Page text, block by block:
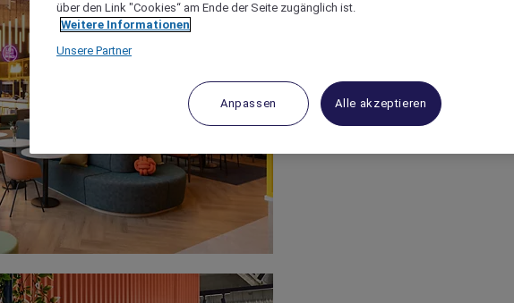
über den Link "Cookies“ am Ende der Seite zugänglich ist.
Weitere Informationen
Unsere Partner
Anpassen Alle akzeptieren